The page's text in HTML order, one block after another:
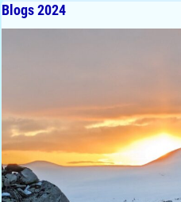
Blogs 2024